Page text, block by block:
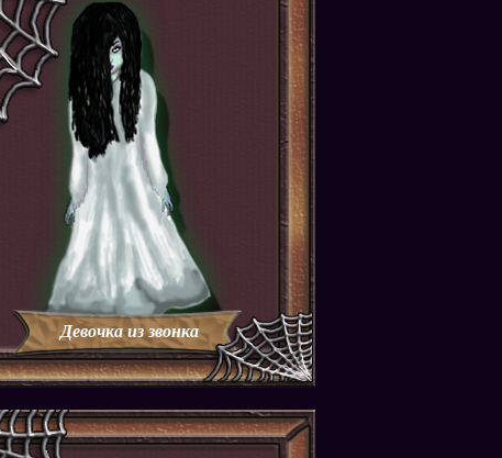
Девочка из звонка